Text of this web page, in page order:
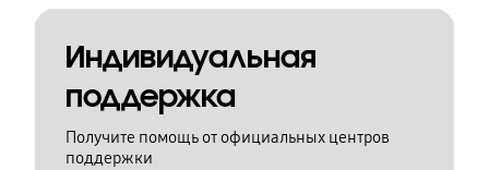
Индивидуальная
поддержка
Получите помощь от официальных центров
поддержки